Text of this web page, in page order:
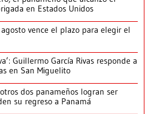
en Estados Unidos
vence el plazo para elegir el
Guillermo García Rivas responde a
en San Miguelito
dos panameños logran ser
su regreso a Panamá